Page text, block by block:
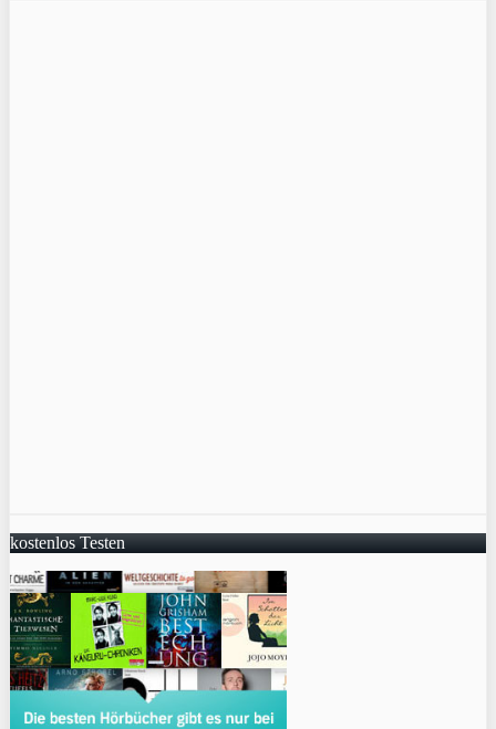
kostenlos Testen